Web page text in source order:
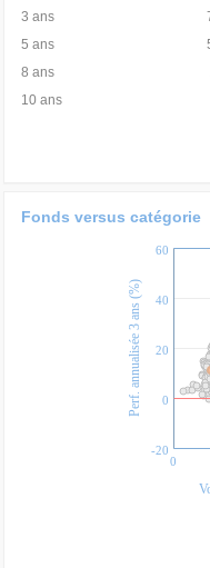
3 ans
5 ans
8 ans
10 ans
Fonds versus catégorie
-20
0
20
40
60
Perf. annualisée 3 ans (%)
0